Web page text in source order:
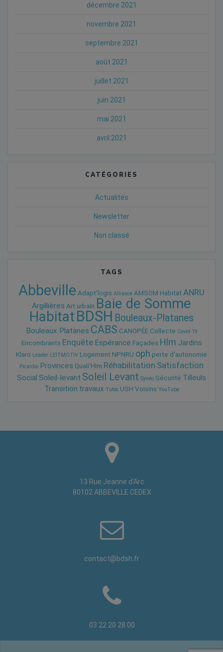
décembre 2021
novembre 2021
septembre 2021
août 2021
juillet 2021
juin 2021
mai 2021
avril 2021
CATÉGORIES
Actualités
Newsletter
Non classé
TAGS
Abbeville Adapt'logis Alliance AMSOM Habitat ANRU
Argillières Art urbain Baie de Somme
HabitatBDSH Bouleaux-Platanes
Bouleaux Platanes CABS CANOPÉE Collecte Covid-19
Encombrants Enquête Espérance Façades Hlm Jardins
Klaro Leader LEITMOTIV Logement NPNRU oph perte d'autonomie
Picardie Provinces Quali'Hlm Réhabilitation Satisfaction
Social Soleil-levant Soleil Levant Synéo Sécurité Tilleuls
Transition travaux Tutos USH Voisins YouTube
13 Rue Jeanne d’Arc
80102 ABBEVILLE CEDEX
contact@bdsh.fr
03 22 20 28 00